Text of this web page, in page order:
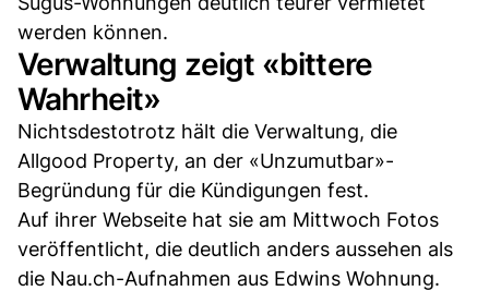
werden können.
Verwaltung zeigt «bittere
Wahrheit»
Nichtsdestotrotz hält die Verwaltung, die
Allgood Property, an der «Unzumutbar»-
Begründung für die Kündigungen fest.
Auf ihrer Webseite hat sie am Mittwoch Fotos
veröffentlicht, die deutlich anders aussehen als
die Nau.ch-Aufnahmen aus Edwins Wohnung.